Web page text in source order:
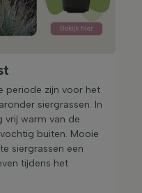
periode zijn voor het
siergrassen. In
vrij warm van de
buiten. Mooie
siergrassen een
tijdens het